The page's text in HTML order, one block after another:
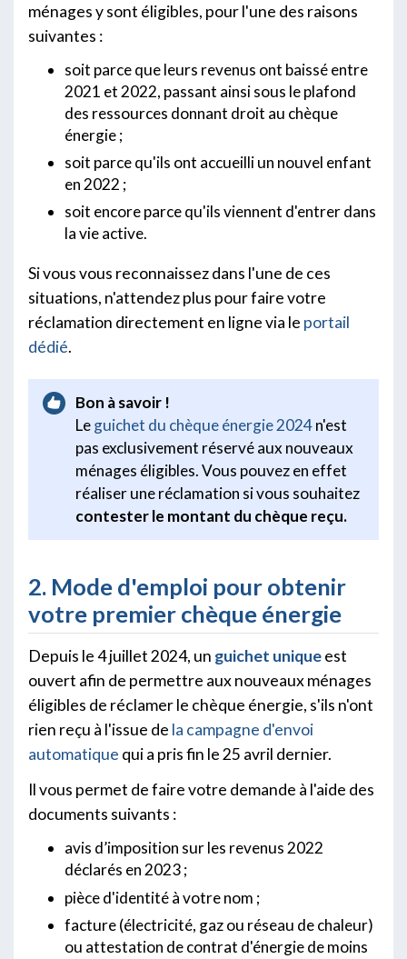
ménages y sont éligibles, pour l'une des raisons
suivantes :
soit parce que leurs revenus ont baissé entre
2021 et 2022, passant ainsi sous le plafond
des ressources donnant droit au chèque
énergie ;
soit parce qu'ils ont accueilli un nouvel enfant
en 2022 ;
soit encore parce qu'ils viennent d'entrer dans
la vie active.
Si vous vous reconnaissez dans l'une de ces
situations, n'attendez plus pour faire votre
réclamation directement en ligne via le portail
dédié.
Bon à savoir !
Leguichet du chèque énergie 2024n'est
pas exclusivement réservé aux nouveaux
ménages éligibles. Vous pouvez en effet
réaliser une réclamation si vous souhaitez
contester le montant du chèque reçu.
2. Mode d'emploi pour obtenir
votre premier chèque énergie
Depuis le 4 juillet 2024, un guichet uniqueest
ouvert afin de permettre aux nouveaux ménages
éligibles de réclamer le chèque énergie, s'ils n'ont
rien reçu à l'issue de la campagne d'envoi
automatique qui a pris fin le 25 avril dernier.
Il vous permet de faire votre demande à l'aide des
documents suivants :
avis d’imposition sur les revenus 2022
déclarés en 2023 ;
pièce d'identité à votre nom ;
facture (électricité, gaz ou réseau de chaleur)
ou attestation de contrat d'énergie de moins